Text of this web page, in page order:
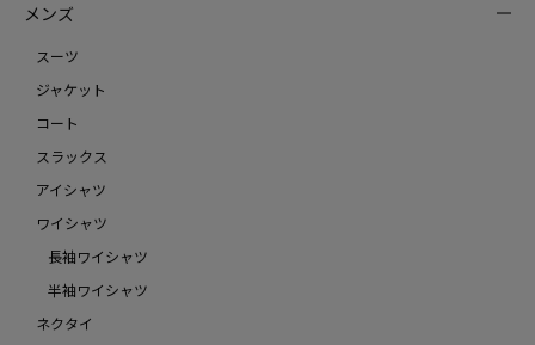
メンズ
スーツ
ジャケット
コート
スラックス
アイシャツ
ワイシャツ
長袖ワイシャツ
半袖ワイシャツ
ネクタイ